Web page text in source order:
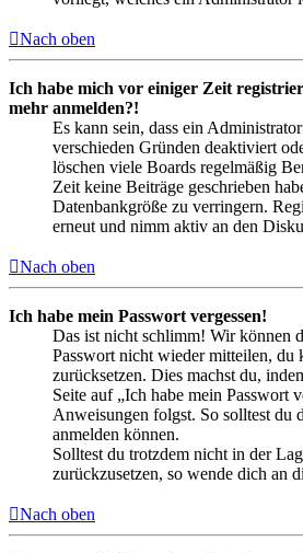
Nach oben
Ich habe mich vor einiger Zeit
mehr anmelden?!
Es kann sein, dass ein
verschieden Gründen deaktiviert
löschen viele Boards regelmäßig
Zeit keine Beiträge geschrieben
Datenbankgröße zu verringern.
erneut und nimm aktiv an den
Nach oben
Ich habe mein Passwort vergessen!
Das ist nicht schlimm! Wir können
Passwort nicht wieder mitteilen, du
zurücksetzen. Dies machst du,
Seite auf „Ich habe mein Passwort
Anweisungen folgst. So solltest du
anmelden können.
Solltest du trotzdem nicht in der
zurückzusetzen, so wende dich an
Nach oben